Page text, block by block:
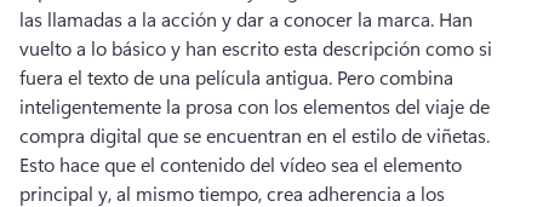
las llamadas a la acción y dar a conocer la marca. Han
vuelto a lo básico y han escrito esta descripción como si
fuera el texto de una película antigua. Pero combina
inteligentemente la prosa con los elementos del viaje de
Esto hace que el contenido del vídeo sea el elemento
principal y, al mismo tiempo, crea adherencia a los